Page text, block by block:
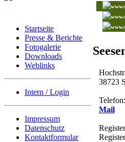
Startseite
Presse & Berichte
Fotogalerie
Downloads
Weblinks
Intern / Login
Impressum
Datenschutz
Kontaktformular
38723
Mail